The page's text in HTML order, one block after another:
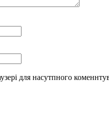
для насутпного